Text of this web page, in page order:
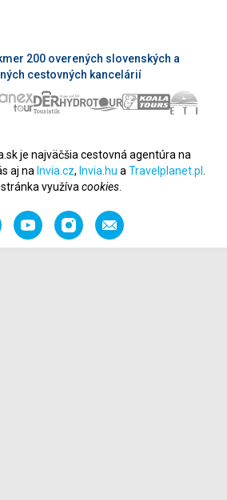
200 overených slovenských a
cestovných kancelárií
je najväčšia cestovná agentúra na
aj na Invia.cz, Invia.hu a Travelplanet.pl
využíva cookies.
YouTubeInstagramOdporučiť